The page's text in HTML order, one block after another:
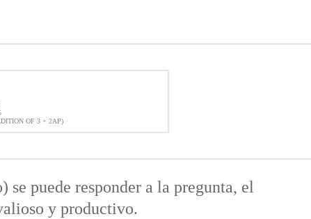
OF 3 + 2AP)
se puede responder a la pregunta, el
y productivo.